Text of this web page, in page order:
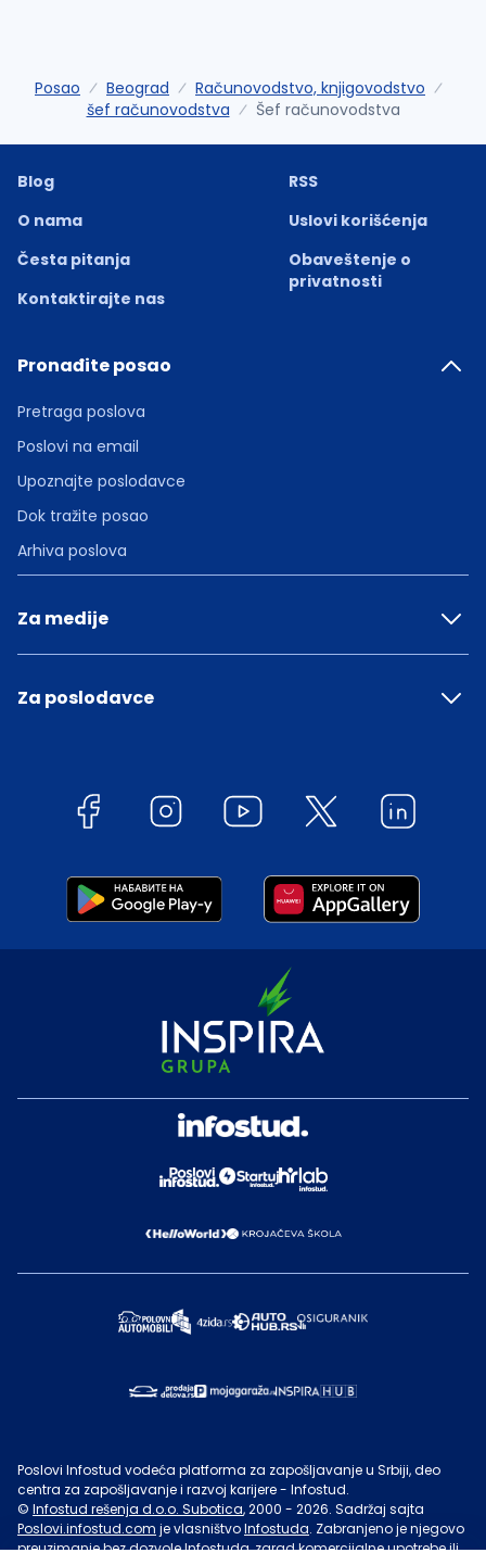
Posao Beograd
Računovodstvo, knjigovodstvo
šef računovodstva
Šef računovodstva
Blog
O nama
Česta pitanja
Kontaktirajte nas
RSS
Uslovi korišćenja
Obaveštenje o
privatnosti
Pronađite posao
Pretraga poslova
Poslovi na email
Upoznajte poslodavce
Dok tražite posao
Arhiva poslova
Za medije
Za poslodavce
Poslovi Infostud vodeća platforma za zapošljavanje u Srbiji, deo
centra za zapošljavanje i razvoj karijere - Infostud.
© Infostud rešenja d.o.o. Subotica, 2000 - 2026. Sadržaj sajta
Poslovi.infostud.com je vlasništvoInfostuda. Zabranjeno je njegovo
preuzimanje bez dozvoleInfostuda, zarad komercijalne upotrebe ili